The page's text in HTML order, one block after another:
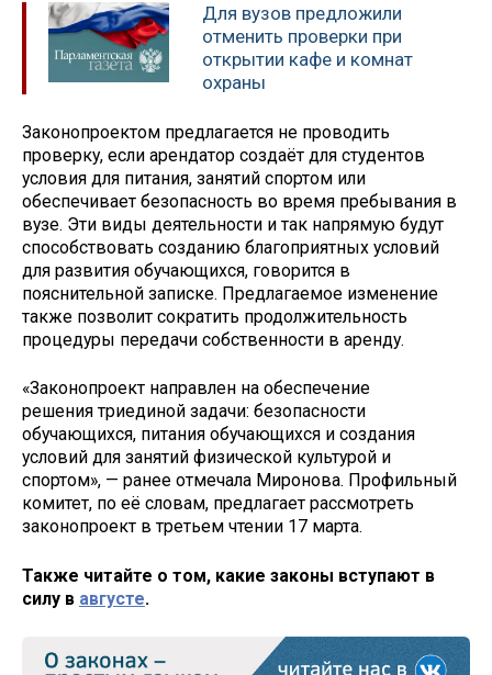
Для вузов предложили
отменить проверки при
открытии кафе и комнат
охраны
Законопроектом предлагается не проводить
проверку, если арендатор создаёт для студентов
условия для питания, занятий спортом или
обеспечивает безопасность во время пребывания в
вузе. Эти виды деятельности и так напрямую будут
способствовать созданию благоприятных условий
для развития обучающихся, говорится в
пояснительной записке. Предлагаемое изменение
также позволит сократить продолжительность
процедуры передачи собственности в аренду.
«Законопроект направлен на обеспечение
решения триединой задачи: безопасности
обучающихся, питания обучающихся и создания
условий для занятий физической культурой и
спортом», — ранее отмечала Миронова. Профильный
комитет, по её словам, предлагает рассмотреть
законопроект в третьем чтении 17 марта.
Также читайте о том, какие законы вступают в
силу в августе.